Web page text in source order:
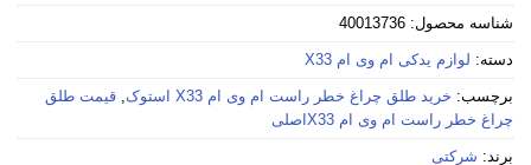
شناسه محصول: 40013736
دسته: لوازم یدکی ام وی ام X33
برچسب: خرید طلق چراغ خطر راست ام وی ام X33 استوک , قیمت طلق
چراغ خطر راست ام وی ام X33اصلی
برند: شرکتی